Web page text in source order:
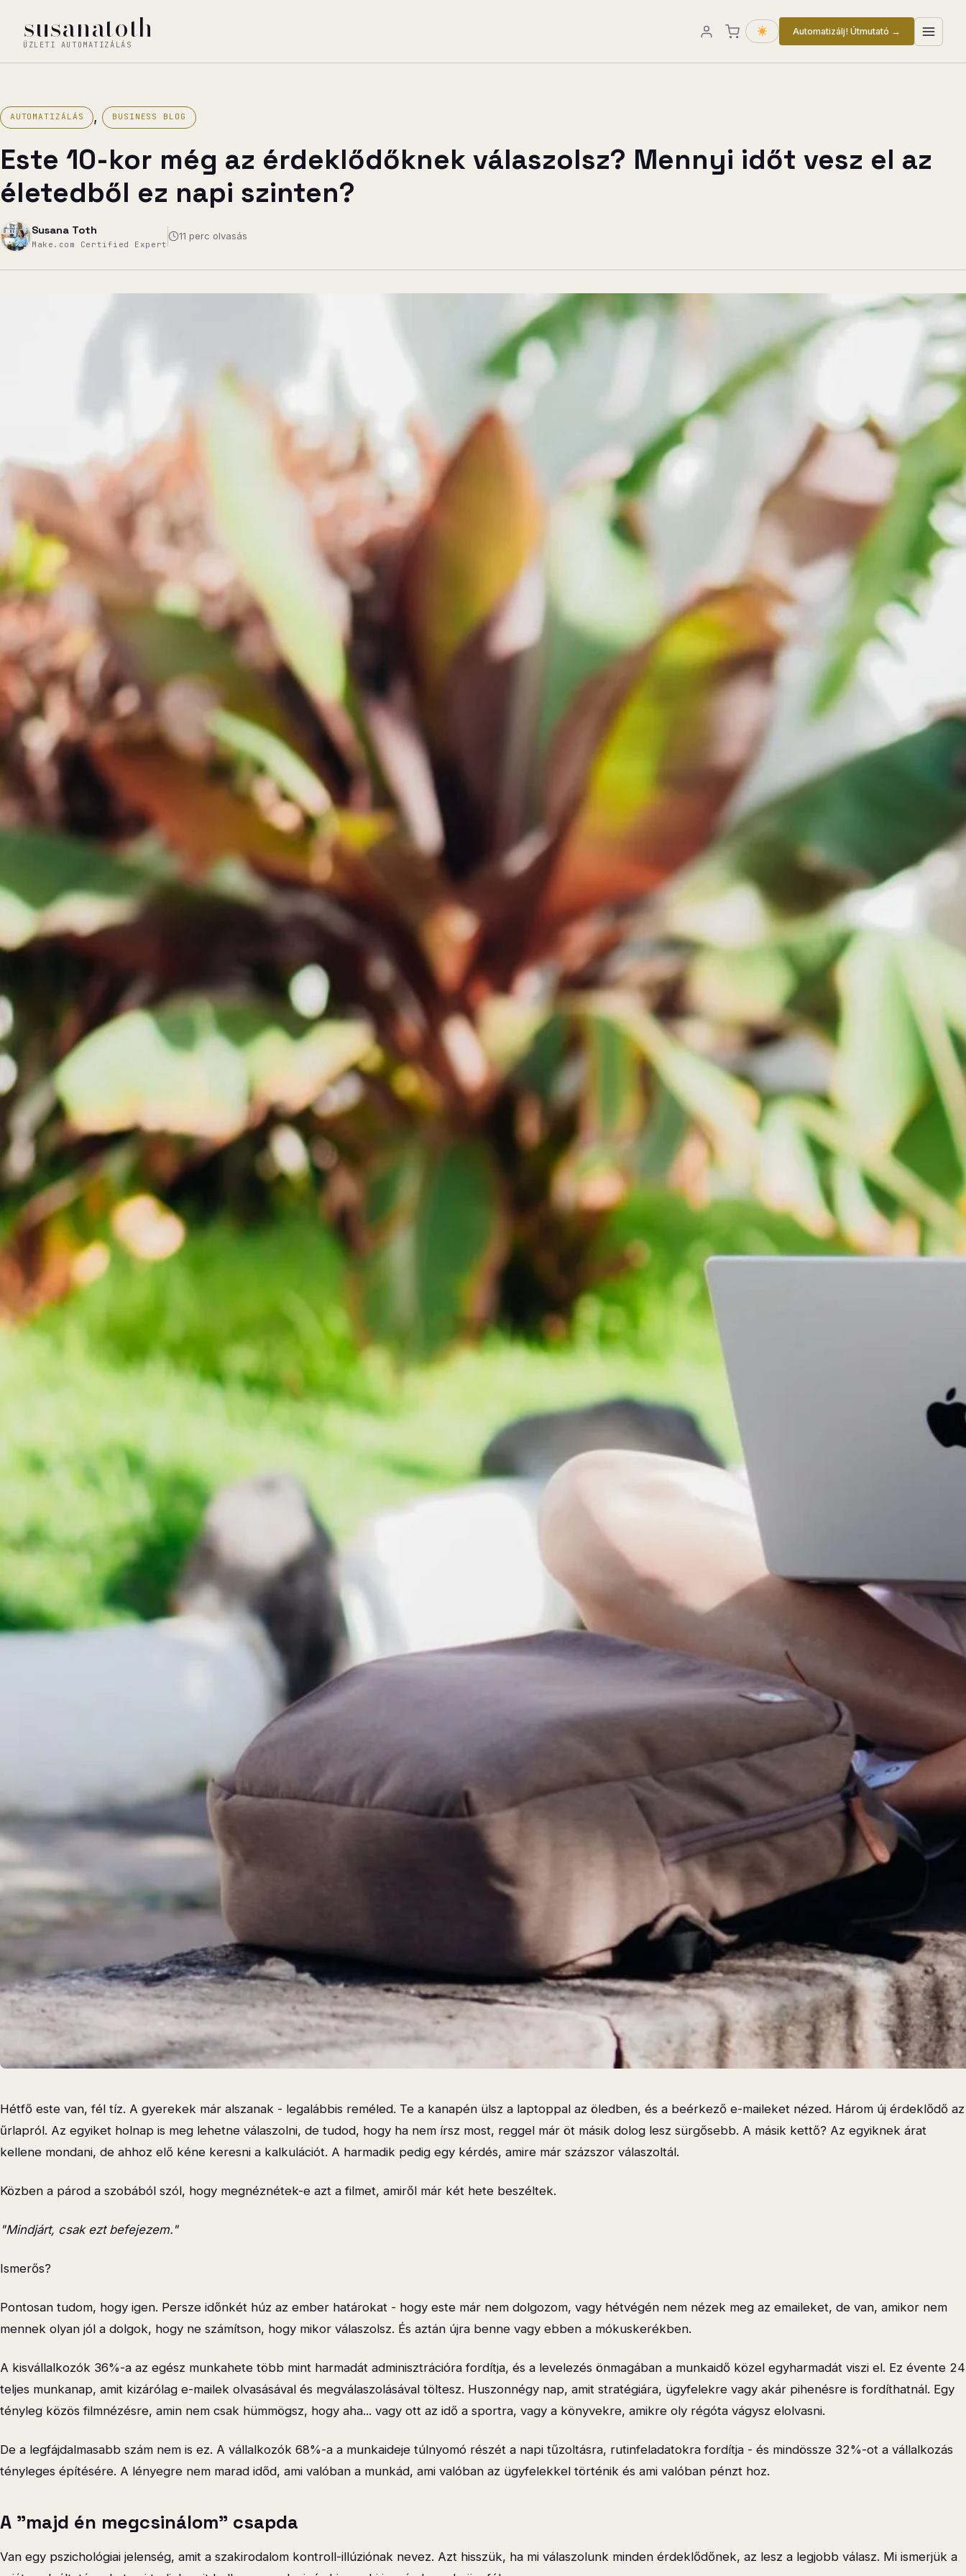
susanatoth
ÜZLETI AUTOMATIZÁLÁS
Automatizálj! Útmutató →
AUTOMATIZÁLÁS , BUSINESS BLOG
Este 10-kor még az érdeklődőknek válaszolsz? Mennyi időt vesz el az
életedből ez napi szinten?
Susana Toth
Make.com Certified Expert
11 perc olvasás
Hétfő este van, fél tíz. A gyerekek már alszanak - legalábbis reméled. Te a kanapén ülsz a laptoppal az öledben, és a beérkező e-maileket nézed. Három új érdeklődő az
űrlapról. Az egyiket holnap is meg lehetne válaszolni, de tudod, hogy ha nem írsz most, reggel már öt másik dolog lesz sürgősebb. A másik kettő? Az egyiknek árat
kellene mondani, de ahhoz elő kéne keresni a kalkulációt. A harmadik pedig egy kérdés, amire már százszor válaszoltál.
Közben a párod a szobából szól, hogy megnéznétek-e azt a filmet, amiről már két hete beszéltek.
"Mindjárt, csak ezt befejezem."
Ismerős?
Pontosan tudom, hogy igen. Persze időnkét húz az ember határokat - hogy este már nem dolgozom, vagy hétvégén nem nézek meg az emaileket, de van, amikor nem
mennek olyan jól a dolgok, hogy ne számítson, hogy mikor válaszolsz. És aztán újra benne vagy ebben a mókuskerékben.
A kisvállalkozók 36%-a az egész munkahete több mint harmadát adminisztrációra fordítja, és a levelezés önmagában a munkaidő közel egyharmadát viszi el. Ez évente 24
teljes munkanap, amit kizárólag e-mailek olvasásával és megválaszolásával töltesz. Huszonnégy nap, amit stratégiára, ügyfelekre vagy akár pihenésre is fordíthatnál. Egy
tényleg közös filmnézésre, amin nem csak hümmögsz, hogy aha... vagy ott az idő a sportra, vagy a könyvekre, amikre oly régóta vágysz elolvasni.
De a legfájdalmasabb szám nem is ez. A vállalkozók 68%-a a munkaideje túlnyomó részét a napi tűzoltásra, rutinfeladatokra fordítja - és mindössze 32%-ot a vállalkozás
tényleges építésére. A lényegre nem marad időd, ami valóban a munkád, ami valóban az ügyfelekkel történik és ami valóban pénzt hoz.
A "majd én megcsinálom" csapda
Van egy pszichológiai jelenség, amit a szakirodalom kontroll-illúziónak nevez. Azt hisszük, ha mi válaszolunk minden érdeklődőnek, az lesz a legjobb válasz. Mi ismerjük a